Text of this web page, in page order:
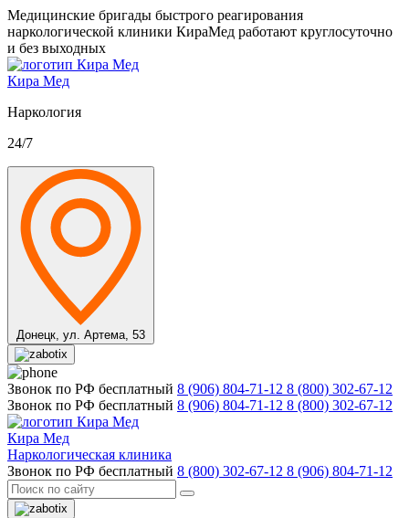
Медицинские бригады быстрого реагирования
наркологической клиники КираМед работают круглосуточно
и без выходных
Кира Мед
Наркология
24/7
Донецк, ул. Артема, 53
Звонок по РФ бесплатный 8 (906) 804-71-12 8 (800) 302-67-12
Звонок по РФ бесплатный 8 (906) 804-71-12 8 (800) 302-67-12
Кира Мед
Наркологическая клиника
Звонок по РФ бесплатный 8 (800) 302-67-12 8 (906) 804-71-12